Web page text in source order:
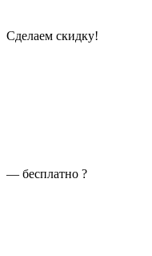
Сделаем скидку!
— бесплатно ?